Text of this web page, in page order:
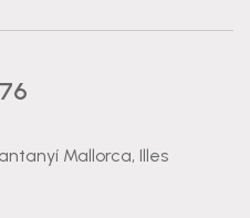
Mallorca, Illes